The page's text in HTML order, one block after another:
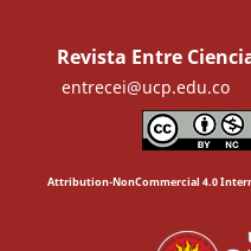
Revista Entre
entrecei@ucp.edu.co
Attribution-NonCommercial 4.0